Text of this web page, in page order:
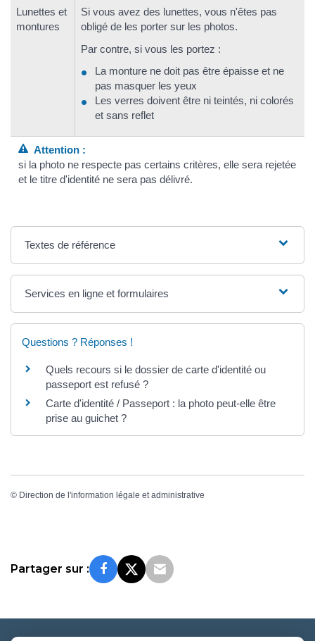
Lunettes et
montures
Si vous avez des lunettes, vous n'êtes pas
obligé de les porter sur les photos.
Par contre, si vous les portez :
La monture ne doit pas être épaisse et ne
pas masquer les yeux
Les verres doivent être ni teintés, ni colorés
et sans reflet
Attention :
si la photo ne respecte pas certains critères, elle sera rejetée
et le titre d'identité ne sera pas délivré.
Textes de référence
Services en ligne et formulaires
Questions ? Réponses !
Quels recours si le dossier de carte d'identité ou
passeport est refusé ?
Carte d'identité / Passeport : la photo peut-elle être
prise au guichet ?
© Direction de l'information légale et administrative
Partager sur :